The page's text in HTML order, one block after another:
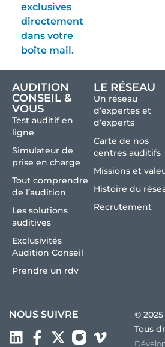
exclusives
directement
dans votre
boîte mail.
AUDITION
CONSEIL &
VOUS
Test auditif en
ligne
Simulateur de
prise en charge
Tout comprendre
de l’audition
Les solutions
auditives
Exclusivités
Audition Conseil
Prendre un rdv
LE RÉSEAU
Un réseau
d’expertes et
d’experts
Carte de nos
centres auditifs
Missions et
Histoire du
Recrutement
NOUS SUIVRE
©
Tous